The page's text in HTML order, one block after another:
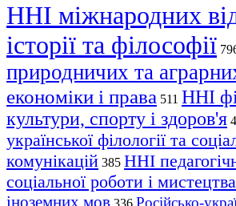
ННІ міжнародних
історії та філософії
природничих та
економіки і права 511 ННІ
культури, спорту і здоров'я
української філології та
комунікацій 385 ННІ
соціальної роботи і мистецтва
іноземних мов 336 Російсько-